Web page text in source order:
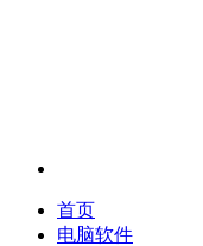
首页
电脑软件